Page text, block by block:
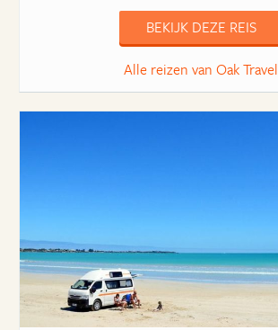
BEKIJK DEZE REIS
Alle reizen van Oak Travel